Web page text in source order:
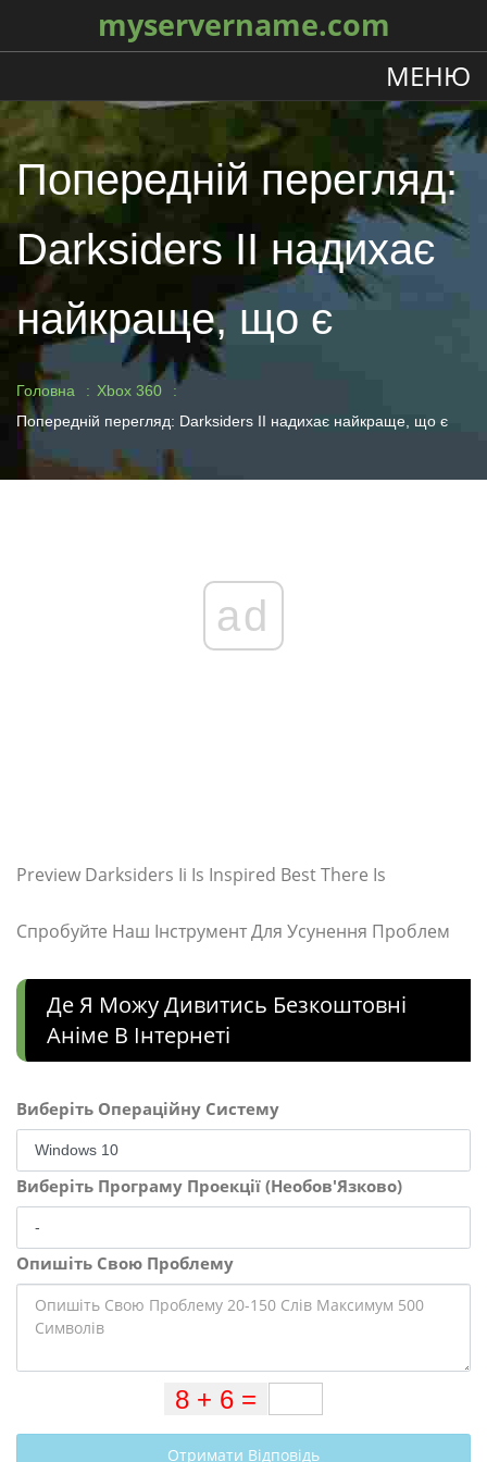
myservername.com
МЕНЮ
Попередній перегляд:
Darksiders II надихає
найкраще, що є
Головна
Xbox 360
Попередній перегляд: Darksiders II надихає найкраще, що є
ad
Preview Darksiders Ii Is Inspired Best There Is
Спробуйте Наш Інструмент Для Усунення Проблем
Де Я Можу Дивитись Безкоштовні
Аніме В Інтернеті
Виберіть Операційну Систему
Виберіть Програму Проекції (Необов'Язково)
Опишіть Свою Проблему
Отримати Відповідь